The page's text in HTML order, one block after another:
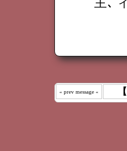
« prev message «